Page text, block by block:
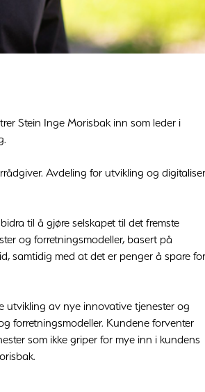
Stein Inge Morisbak inn som leder i
Avdeling for utvikling og
til å gjøre selskapet til det fremste
og forretningsmodeller, basert på
samtidig med at det er penger å spare for
utvikling av nye innovative tjenester og
forretningsmodeller. Kundene forventer
som ikke griper for mye inn i kundens